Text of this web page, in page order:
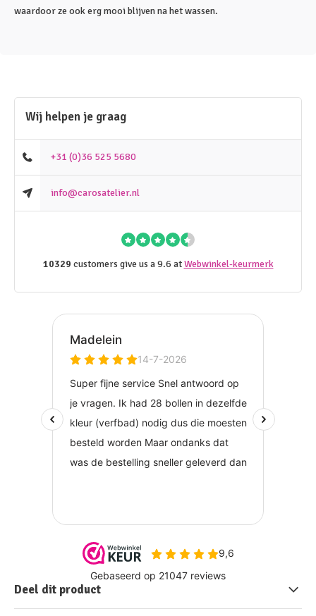
waardoor ze ook erg mooi blijven na het wassen.
Wij helpen je graag
+31 (0)36 525 5680
info@carosatelier.nl
10329 customers give us a 9.6 atWebwinkel-keurmerk
Deel dit product